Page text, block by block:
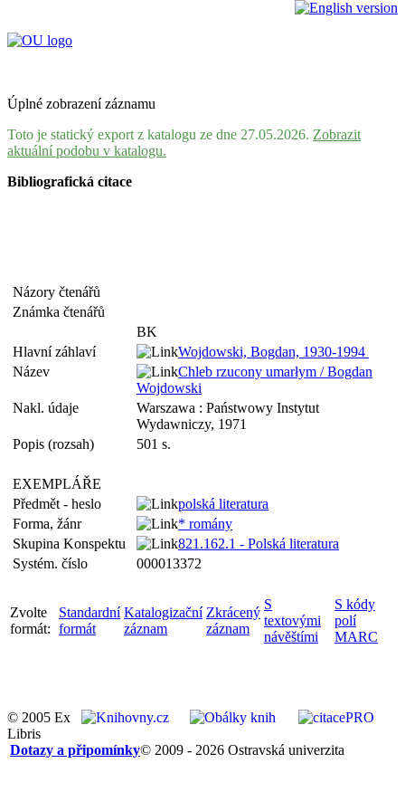
Úplné zobrazení záznamu
Toto je statický export z katalogu ze dne 27.05.2026. Zobrazit
aktuální podobu v katalogu.
Bibliografická citace
Názory čtenářů
Známka čtenářů
BK
Hlavní záhlaví
Wojdowski, Bogdan, 1930-1994
Název
Chleb rzucony umarłym / Bogdan
Wojdowski
Nakl. údaje
Warszawa : Państwowy Instytut
Wydawniczy, 1971
Popis (rozsah)
501 s.
EXEMPLÁŘE
Předmět - heslo
polská literatura
Forma, žánr
* romány
Skupina Konspektu
821.162.1 - Polská literatura
Systém. číslo
000013372
Zvolte
formát:
Standardní
formát
Katalogizační
záznam
Zkrácený
záznam
S
textovými
návěštími
S kódy
polí
MARC
© 2005 Ex
Libris
© 2009 - 2026 Ostravská univerzita
Dotazy a připomínky